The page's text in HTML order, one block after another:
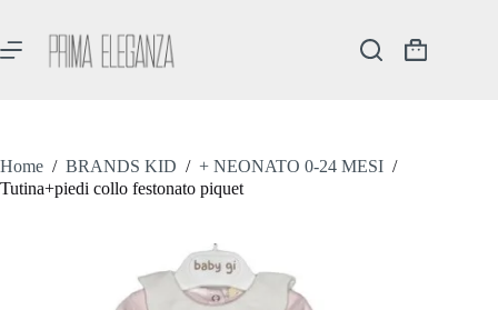
contenuto
Carrello
Home / BRANDS KID / + NEONATO 0-24 MESI /
Tutina+piedi collo festonato piquet